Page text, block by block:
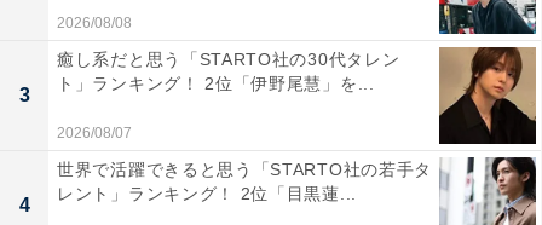
住宅ローン：10万円
間取り：2LDK
交際費：3万円
電気代：1万円
ガス代：1万円
2026/08/08
3
癒し系だと思う「STARTO社の30代タレン
ト」ランキング！ 2位「伊野尾慧」を...
2026/08/07
4
世界で活躍できると思う「STARTO社の若手タ
レント」ランキング！ 2位「目黒蓮...